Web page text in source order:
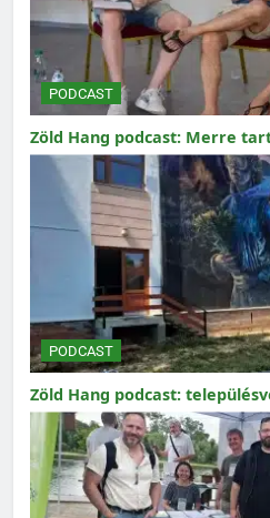
PODCAST
Zöld Hang podcast: Merre
PODCAST
Zöld Hang podcast: